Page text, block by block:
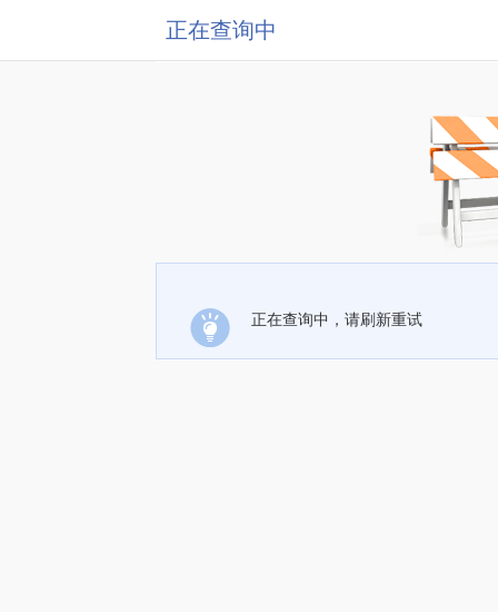
正在查询中
正在查询中，请刷新重试